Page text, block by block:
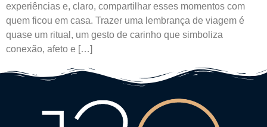
experiências e, claro, compartilhar esses momentos com
quem ficou em casa. Trazer uma lembrança de viagem é
quase um ritual, um gesto de carinho que simboliza
conexão, afeto e […]